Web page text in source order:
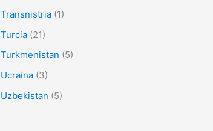
Transnistria(1)
Turcia(21)
Turkmenistan (5)
Ucraina(3)
Uzbekistan (5)